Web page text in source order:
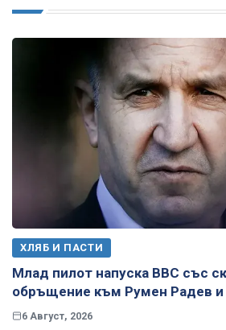
ХЛЯБ И ПАСТИ
Млад пилот напуска ВВС със
обръщение към Румен Радев и
6 Август, 2026